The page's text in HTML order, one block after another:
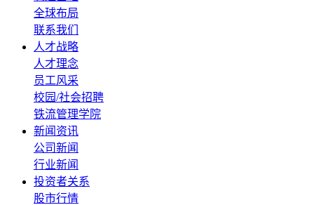
全球布局
联系我们
人才战略
人才理念
员工风采
校园/社会招聘
铁流管理学院
新闻资讯
公司新闻
行业新闻
投资者关系
股市行情